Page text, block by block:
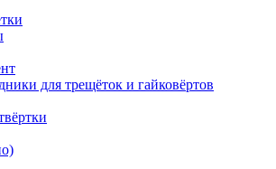
для трещёток и гайковёртов